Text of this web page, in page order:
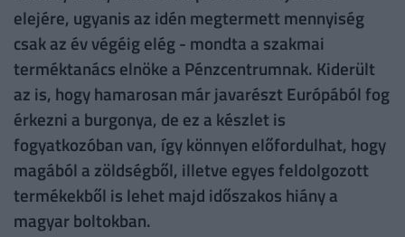
elejére, ugyanis az idén megtermett mennyiség
csak az év végéig elég - mondta a szakmai
terméktanács elnöke a Pénzcentrumnak. Kiderült
az is, hogy hamarosan már javarészt Európából fog
érkezni a burgonya, de ez a készlet is
fogyatkozóban van, így könnyen előfordulhat, hogy
magából a zöldségből, illetve egyes feldolgozott
termékekből is lehet majd időszakos hiány a
magyar boltokban.